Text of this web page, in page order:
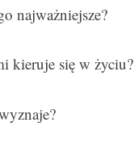
najważniejsze?
kieruje się w życiu?